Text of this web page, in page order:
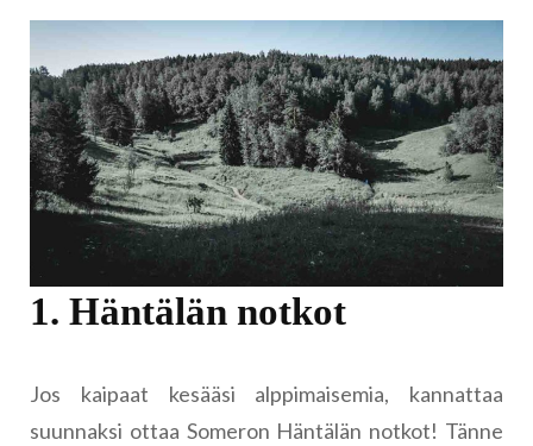
1. Häntälän notkot
Jos kaipaat kesääsi alppimaisemia, kannattaa
suunnaksi ottaa Someron Häntälän notkot! Tänne